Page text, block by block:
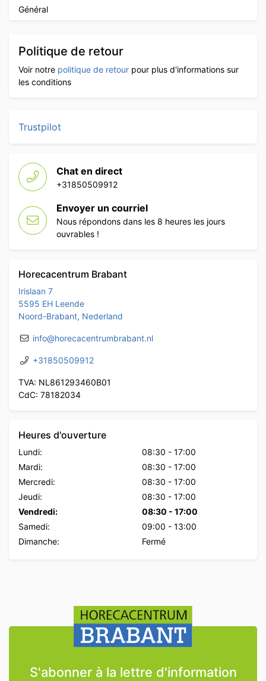
Général
Politique de retour
Voir notre politique de retour pour plus d'informations sur
les conditions
Trustpilot
Chat en direct
+31850509912
Envoyer un courriel
Nous répondons dans les 8 heures les jours
ouvrables !
Horecacentrum Brabant
Irislaan 7
5595 EH Leende
Noord-Brabant, Nederland
info@horecacentrumbrabant.nl
+31850509912
TVA: NL861293460B01
CdC: 78182034
Heures d'ouverture
Lundi: 08:30 - 17:00
Mardi:
08:30 - 17:00
Mercredi:
08:30 - 17:00
Jeudi:
08:30 - 17:00
Vendredi:
08:30 - 17:00
Samedi:
09:00 - 13:00
Dimanche:
Fermé
S'abonner à la lettre d'information